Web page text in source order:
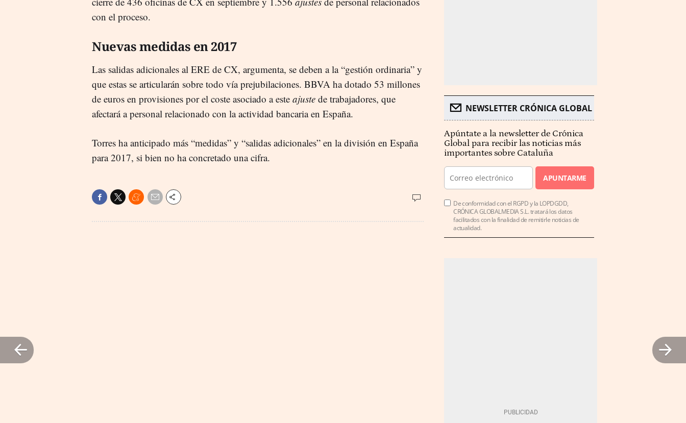
con el proceso.
Nuevas medidas en 2017
Las salidas adicionales al ERE de CX, argumenta, se deben a la “gestión ordinaria” y
que estas se articularán sobre todo vía prejubilaciones. BBVA ha dotado 53 millones
de euros en provisiones por el coste asociado a este ajuste de trabajadores, que
afectará a personal relacionado con la actividad bancaria en España.
Torres ha anticipado más “medidas” y “salidas adicionales” en la división en España
para 2017, si bien no ha concretado una cifra.
NEWSLETTER CRÓNICA GLOBAL
Apúntate a la newsletter de Crónica
Global para recibir las noticias más
importantes sobre Cataluña
APUNTARME
De conformidad con el RGPD y la LOPDGDD,
CRÓNICA GLOBALMEDIA S.L. tratará los datos
facilitados con la finalidad de remitirle noticias de
actualidad.